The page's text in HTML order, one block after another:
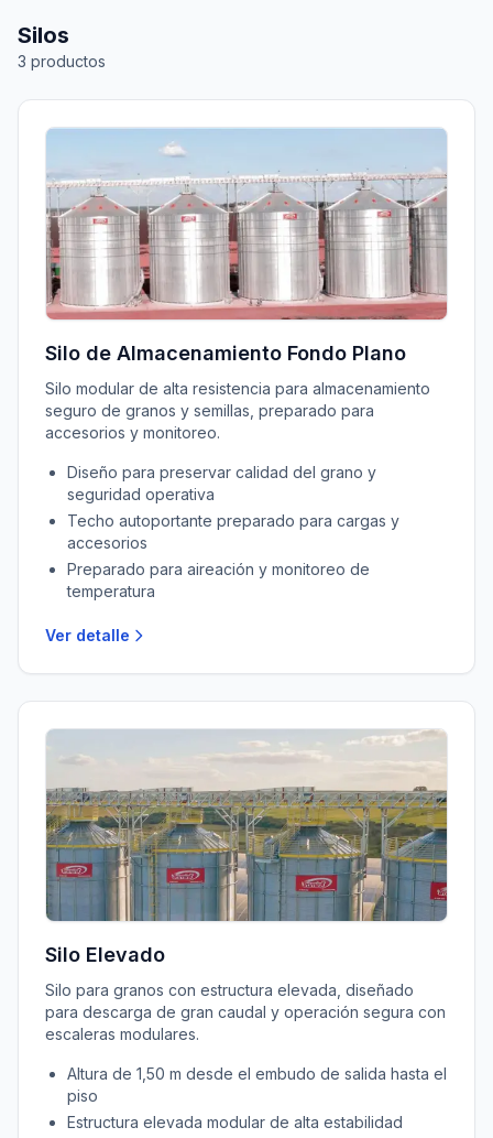
Silos
3 productos
Silo de Almacenamiento Fondo Plano
Silo modular de alta resistencia para almacenamiento
seguro de granos y semillas, preparado para
accesorios y monitoreo.
Diseño para preservar calidad del grano y
seguridad operativa
Techo autoportante preparado para cargas y
accesorios
Preparado para aireación y monitoreo de
temperatura
Ver detalle
Silo Elevado
Silo para granos con estructura elevada, diseñado
para descarga de gran caudal y operación segura con
escaleras modulares.
Altura de 1,50 m desde el embudo de salida hasta el
piso
Estructura elevada modular de alta estabilidad